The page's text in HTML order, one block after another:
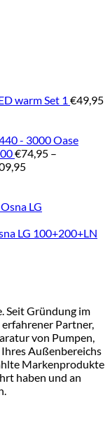
warm Set 1 €49,95
Oase
€74,95 –
LG 100+200+LN
Seit Gründung im
Partner,
von Pumpen,
Außenbereichs
Markenprodukte
haben und an